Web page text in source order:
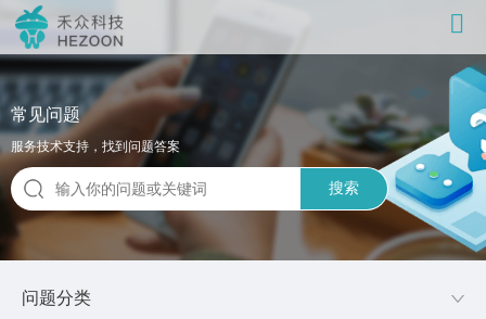
常见问题
服务技术支持，找到问题答案
搜索
问题分类